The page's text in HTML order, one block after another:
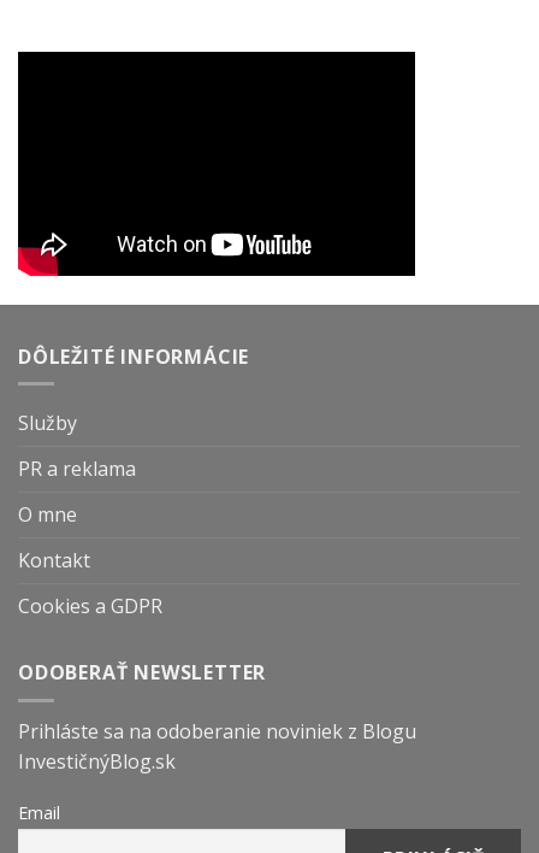
DÔLEŽITÉ INFORMÁCIE
Služby
PR a reklama
O mne
Kontakt
Cookies a GDPR
ODOBERAŤ NEWSLETTER
Prihláste sa na odoberanie noviniek z Blogu
InvestičnýBlog.sk
Email